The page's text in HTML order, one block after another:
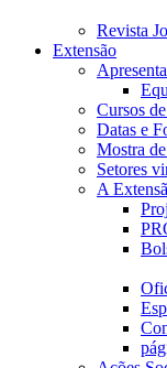
Revista
Extensão
Cursos
Datas e
Mostra
Setores
A